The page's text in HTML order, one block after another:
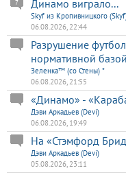
Динамо виграло...
7
Skyf из Кропивницкого
06.08.2026, 22:44
Разрушение
нормативной
Зеленка™ (со Стены) *
06.08.2026, 21:55
«Динамо» -
Дэви Аркадьев (Devi)
06.08.2026, 19:49
На «Стэмфорд
Дэви Аркадьев (Devi)
05.08.2026, 23:11